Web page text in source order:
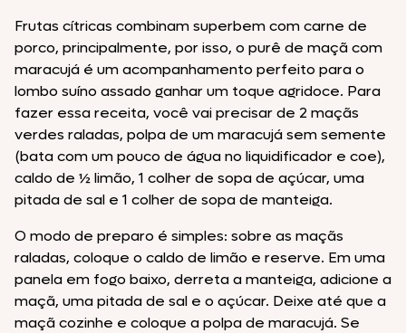
Frutas cítricas combinam superbem com carne de
porco, principalmente, por isso, o purê de maçã com
maracujá é um acompanhamento perfeito para o
lombo suíno assado ganhar um toque agridoce. Para
fazer essa receita, você vai precisar de 2 maçãs
verdes raladas, polpa de um maracujá sem semente
(bata com um pouco de água no liquidificador e coe),
caldo de ½ limão, 1 colher de sopa de açúcar, uma
pitada de sal e 1 colher de sopa de manteiga.
O modo de preparo é simples: sobre as maçãs
raladas, coloque o caldo de limão e reserve. Em uma
panela em fogo baixo, derreta a manteiga, adicione a
maçã, uma pitada de sal e o açúcar. Deixe até que a
maçã cozinhe e coloque a polpa de maracujá. Se